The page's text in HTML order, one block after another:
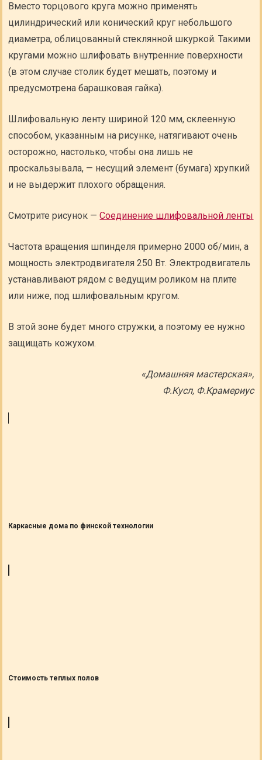
Вместо торцового круга можно применять
цилиндрический или конический круг небольшого
диаметра, облицованный стеклянной шкуркой. Такими
кругами можно шлифовать внутренние поверхности
(в этом случае столик будет мешать, поэтому и
предусмотрена барашковая гайка).
Шлифовальную ленту шириной 120 мм, склеенную
способом, указанным на рисунке, натягивают очень
осторожно, настолько, чтобы она лишь не
проскальзывала, — несущий элемент (бумага) хрупкий
и не выдержит плохого обращения.
Смотрите рисунок —Соединение шлифовальной ленты
Частота вращения шпинделя примерно 2000 об/мин, а
мощность электродвигателя 250 Вт. Электродвигатель
устанавливают рядом с ведущим роликом на плите
или ниже, под шлифовальным кругом.
В этой зоне будет много стружки, а поэтому ее нужно
защищать кожухом.
«Домашняя мастерская»,
Ф.Кусл, Ф.Крамериус
Каркасные дома по финской технологии
Cтоимость теплых полов